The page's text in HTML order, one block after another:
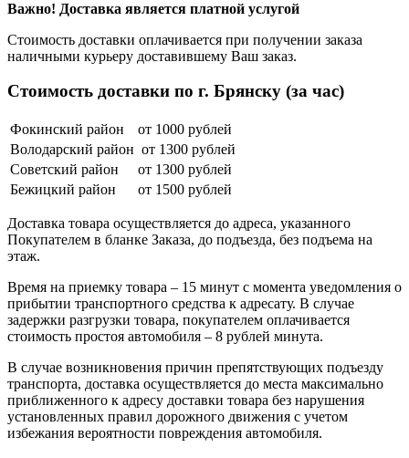
Важно! Доставка является платной услугой
Стоимость доставки оплачивается при получении заказа
наличными курьеру доставившему Ваш заказ.
Стоимость доставки по г. Брянску (за час)
Фокинский район
от 1000 рублей
Володарский район от 1300 рублей
Советский район
от 1300 рублей
Бежицкий район
от 1500 рублей
Доставка товара осуществляется до адреса, указанного
Покупателем в бланке Заказа, до подъезда, без подъема на
этаж.
Время на приемку товара – 15 минут с момента уведомления о
прибытии транспортного средства к адресату. В случае
задержки разгрузки товара, покупателем оплачивается
стоимость простоя автомобиля – 8 рублей минута.
В случае возникновения причин препятствующих подъезду
транспорта, доставка осуществляется до места максимально
приближенного к адресу доставки товара без нарушения
установленных правил дорожного движения с учетом
избежания вероятности повреждения автомобиля.